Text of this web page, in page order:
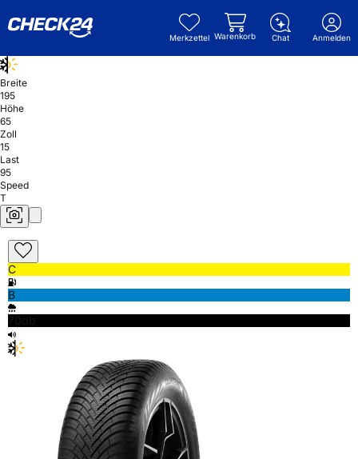
Merkzettel Warenkorb Chat Anmelden
Breite
195
Höhe
65
Zoll
15
Last
95
Speed
T
C
B
70db